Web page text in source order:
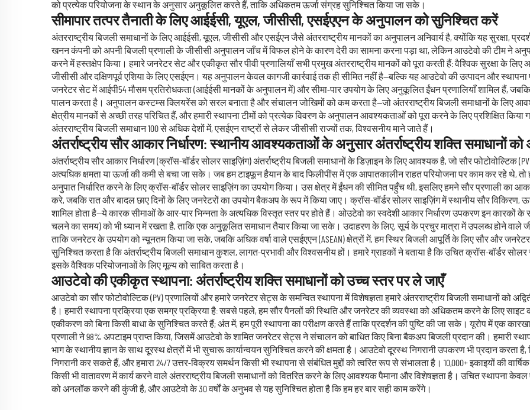
को प्रत्येक परियोजना के स्थान के अनुसार अनुकूलित करते हैं, ताकि अधिकतम ऊर्जा संग्रह सुनिश्चित किया जा सके।
सीमापार तत्पर तैनाती के लिए आईईसी, यूएल, जीसीसी, एसईएएन के अनुपालन को सुनिश्चित करें
अंतरराष्ट्रीय बिजली समाधानों के लिए आईईसी, यूएल, जीसीसी और एसईएन जैसे अंतरराष्ट्रीय मानकों का अनुपालन अनिवार्य है, क्योंकि यह सुरक्षा,
खनन कंपनी को अपनी बिजली प्रणाली के जीसीसी अनुपालन जाँच में विफल होने के कारण देरी का सामना करना पड़ा था, लेकिन आउटेवो की टीम ने
करने में हस्तक्षेप किया। हमारे जनरेटर सेट और एकीकृत सौर पीवी प्रणालियाँ सभी प्रमुख अंतरराष्ट्रीय मानकों को पूरा करती हैं: वैश्विक सुरक्षा के लिए
जीसीसी और दक्षिणपूर्व एशिया के लिए एसईएन। यह अनुपालन केवल कागजी कार्रवाई तक ही सीमित नहीं है—बल्कि यह आउटेवो की उत्पादन और स्थापना
जनरेटर सेट में आईपी54 मौसम प्रतिरोधकता (आईईसी मानकों के अनुपालन में) और सीमा-पार उपयोग के लिए अनुकूलित ईंधन प्रणालियाँ शामिल हैं, जबकि
पालन करता है। अनुपालन कस्टम्स क्लियरेंस को सरल बनाता है और संचालन जोखिमों को कम करता है—जो अंतरराष्ट्रीय बिजली समाधानों के लिए
क्षेत्रीय मानकों से अच्छी तरह परिचित हैं, और हमारी स्थापना टीमों को प्रत्येक विवरण के अनुपालन आवश्यकताओं को पूरा करने के लिए प्रशिक्षित किया
अंतरराष्ट्रीय बिजली समाधान 100 से अधिक देशों में, एसईएन राष्ट्रों से लेकर जीसीसी राज्यों तक, विश्वसनीय माने जाते हैं।
अंतर्राष्ट्रीय सौर आकार निर्धारण: स्थानीय आवश्यकताओं के अनुसार अंतर्राष्ट्रीय शक्ति समाधानों
अंतर्राष्ट्रीय सौर आकार निर्धारण (क्रॉस-बॉर्डर सोलर साइज़िंग) अंतर्राष्ट्रीय बिजली समाधानों के डिज़ाइन के लिए आवश्यक है, जो सौर
अत्यधिक क्षमता या ऊर्जा की कमी से बचा जा सके। जब हम टाइफून हैयान के बाद फिलीपींस में एक आपातकालीन राहत परियोजना पर काम कर रहे थे,
अनुपात निर्धारित करने के लिए क्रॉस-बॉर्डर सोलर साइज़िंग का उपयोग किया। उस क्षेत्र में ईंधन की सीमित पहुँच थी, इसलिए हमने सौर प्रणाली का
करे, जबकि रात और बादल छाए दिनों के लिए जनरेटरों का उपयोग बैकअप के रूप में किया जाए। क्रॉस-बॉर्डर सोलर साइज़िंग में स्थानीय सौर विकिरण,
शामिल होता है—ये कारक सीमाओं के आर-पार भिन्नता के अत्यधिक विस्तृत स्तर पर होते हैं। ओउटेवो का स्वदेशी आकार निर्धारण उपकरण इन कारकों
चलने का समय) को भी ध्यान में रखता है, ताकि एक अनुकूलित समाधान तैयार किया जा सके। उदाहरण के लिए, सूर्य के प्रचुर मात्रा में उपलब्ध होने वाले
ताकि जनरेटर के उपयोग को न्यूनतम किया जा सके, जबकि अधिक वर्षा वाले एसईएएन (ASEAN) क्षेत्रों में, हम स्थिर बिजली आपूर्ति के लिए सौर और
सुनिश्चित करता है कि अंतर्राष्ट्रीय बिजली समाधान कुशल, लागत-प्रभावी और विश्वसनीय हों। हमारे ग्राहकों ने बताया है कि उचित क्रॉस-बॉर्डर
इसके वैश्विक परियोजनाओं के लिए मूल्य को साबित करता है।
आउटेवो की एकीकृत स्थापना: अंतर्राष्ट्रीय शक्ति समाधानों को उच्च स्तर पर ले जाएँ
आउटेवो का सौर फोटोवोल्टिक (PV) प्रणालियों और हमारे जनरेटर सेट्स के समन्वित स्थापना में विशेषज्ञता हमारे अंतरराष्ट्रीय बिजली समाधानों को
है। हमारी स्थापना प्रक्रिया एक समग्र प्रक्रिया है: सबसे पहले, हम सौर पैनलों की स्थिति और जनरेटर की व्यवस्था को अधिकतम करने के लिए साइट
एकीकरण को बिना किसी बाधा के सुनिश्चित करते हैं; अंत में, हम पूरी स्थापना का परीक्षण करते हैं ताकि प्रदर्शन की पुष्टि की जा सके। यूरोप में एक
प्रणाली ने 98% अपटाइम प्राप्त किया, जिसमें आउटेवो के शामित जनरेटर सेट्स ने संचालन को बाधित किए बिना बैकअप बिजली प्रदान की। हमारी
भाग के स्थानीय ज्ञान के साथ दूरस्थ क्षेत्रों में भी सुचारू कार्यान्वयन सुनिश्चित करने की क्षमता है। आउटेवो दूरस्थ निगरानी उपकरण भी प्रदान
निगरानी कर सकते हैं, और हमारा 24/7 उत्तर-विक्रय समर्थन किसी भी स्थापना से संबंधित मुद्दों को त्वरित रूप से संभालता है। 10,000+ इकाइयों की
किसी भी वातावरण में कार्य करने वाले अंतरराष्ट्रीय बिजली समाधानों को वितरित करने के लिए आवश्यक पैमाना और विशेषज्ञता है। उचित स्थापना केवल
को अनलॉक करने की कुंजी है, और आउटेवो के 30 वर्षों के अनुभव से यह सुनिश्चित होता है कि हम हर बार सही काम करेंगे।